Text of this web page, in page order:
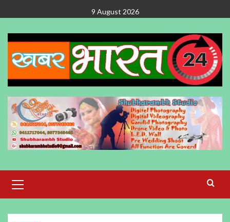
to
content
9 August 2026
Menu